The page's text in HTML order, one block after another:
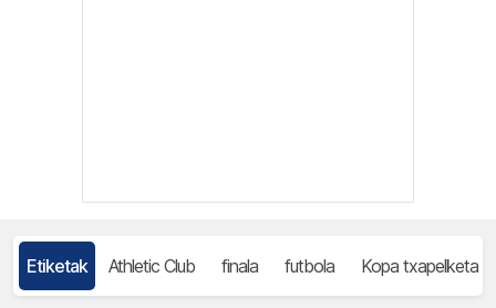
Etiketak Athletic Club finala futbola Kopa txapelketa